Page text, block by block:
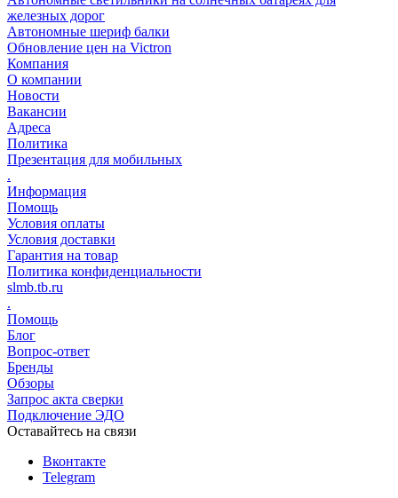
железных дорог
Автономные шериф балки
Обновление цен на Victron
Компания
О компании
Новости
Вакансии
Адреса
Политика
Презентация для мобильных
.
Информация
Помощь
Условия оплаты
Условия доставки
Гарантия на товар
Политика конфиденциальности
slmb.tb.ru
.
Помощь
Блог
Вопрос-ответ
Бренды
Обзоры
Запрос акта сверки
Подключение ЭДО
Оставайтесь на связи
Вконтакте
Telegram